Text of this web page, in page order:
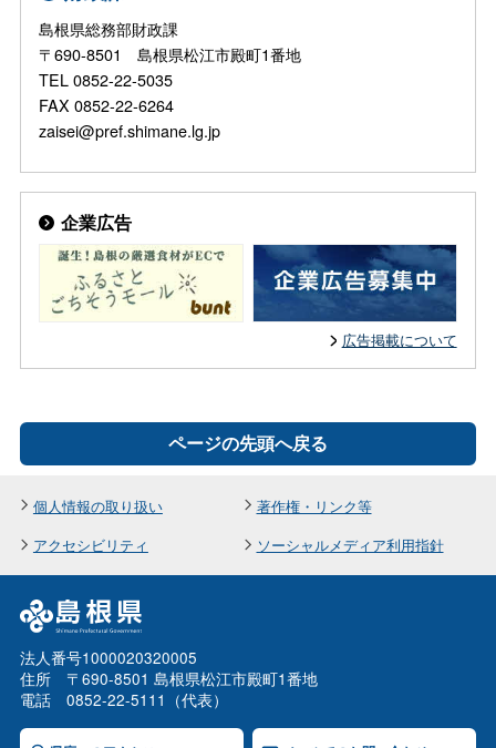
島根県総務部財政課
〒690-8501 島根県松江市殿町1番地
TEL 0852-22-5035
FAX 0852-22-6264
zaisei@pref.shimane.lg.jp
企業広告
広告掲載について
ページの先頭へ戻る
個人情報の取り扱い
著作権・リンク等
アクセシビリティ
ソーシャルメディア利用指針
法人番号1000020320005
住所 〒690-8501 島根県松江市殿町1番地
電話 0852-22-5111（代表）